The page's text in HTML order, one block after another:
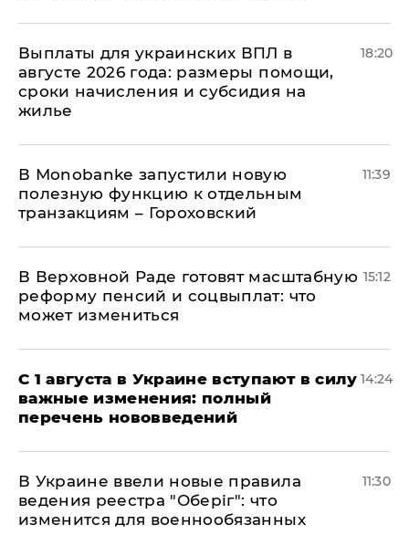
Выплаты для украинских ВПЛ в
августе 2026 года: размеры помощи,
сроки начисления и субсидия на
жилье
18:20
В Мonobankе запустили новую
полезную функцию к отдельным
транзакциям – Гороховский
11:39
В Верховной Раде готовят масштабную
реформу пенсий и соцвыплат: что
может измениться
15:12
С 1 августа в Украине вступают в силу
важные изменения: полный
перечень нововведений
14:24
В Украине ввели новые правила
ведения реестра "Оберіг": что
изменится для военнообязанных
11:30